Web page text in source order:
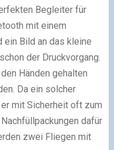
Begleiter für
mit einem
ein Bild an das kleine
der Druckvorgang.
Händen gehalten
Da ein solcher
mit Sicherheit oft zum
dafür
zwei Fliegen mit